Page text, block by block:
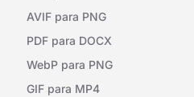
AVIF para PNG
PDF para DOCX
WebP para PNG
GIF para MP4